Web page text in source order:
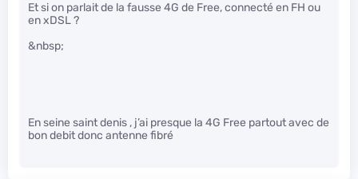
Et si on parlait de la fausse 4G de Free, connecté en FH ou
en xDSL ?
&nbsp;
En seine saint denis , j’ai presque la 4G Free partout avec de
bon debit donc antenne fibré